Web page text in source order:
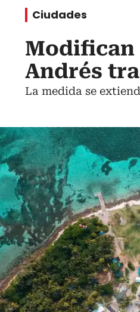
Ciudades
Modifican
Andrés
La medida se